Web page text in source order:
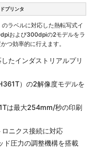
プリンタ
ラベルに対応した熱転写式イ
および300dpiの2モデルをラ
つ効率的に行えます。
たインダストリアルプリ
）の2解像度モデルを
は最大254mm/秒の印刷
ニクス接続に対応
ド圧力の調整機構を搭載